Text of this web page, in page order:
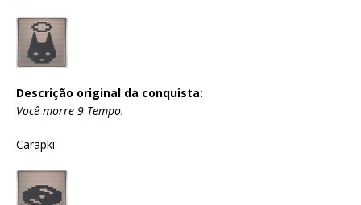
Descrição original da conquista:
Você morre 9 Tempo.
Carapki